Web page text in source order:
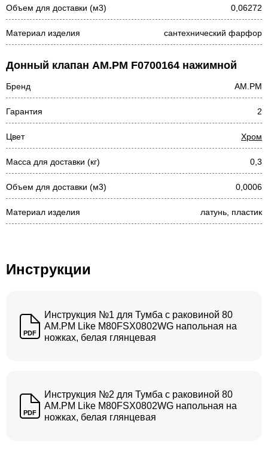
Объем для доставки (м3) 0,06272
Материал изделия сантехнический фарфор
Донный клапан AM.PM F0700164 нажимной
Бренд AM.PM
Гарантия 2
Цвет Хром
Масса для доставки (кг) 0,3
Объем для доставки (м3) 0,0006
Материал изделия латунь, пластик
Инструкции
PDF
Инструкция №1 для Тумба с раковиной 80
AM.PM Like M80FSX0802WG напольная на
ножках, белая глянцевая
PDF
Инструкция №2 для Тумба с раковиной 80
AM.PM Like M80FSX0802WG напольная на
ножках, белая глянцевая